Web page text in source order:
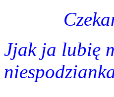
Jjak ja lubię